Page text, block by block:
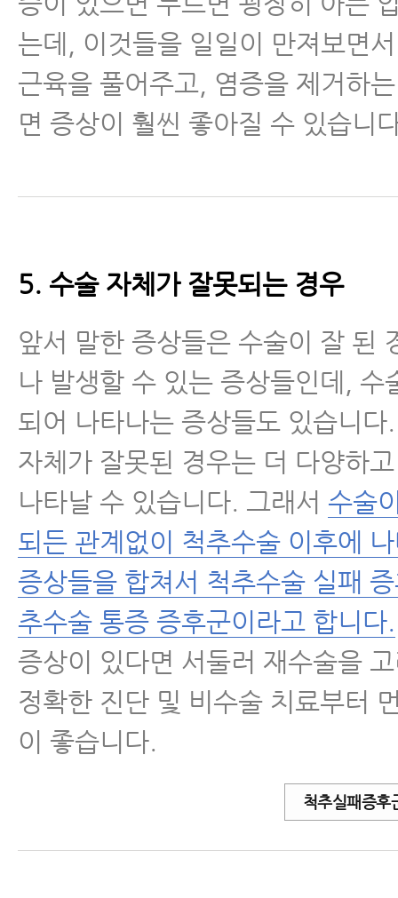
는데, 이것들을 일일이 만져보면
근육을 풀어주고, 염증을 제거하
면 증상이 훨씬 좋아질 수 있습니
5. 수술 자체가 잘못되는 경우
앞서 말한 증상들은 수술이 잘 된
나 발생할 수 있는 증상들인데, 수
되어 나타나는 증상들도 있습니다
자체가 잘못된 경우는 더 다양하
나타날 수 있습니다. 그래서 수술
되든 관계없이 척추수술 이후에
증상들을 합쳐서 척추수술 실패
추수술 통증 증후군이라고 합니다.
증상이 있다면 서둘러 재수술을
정확한 진단 및 비수술 치료부터
이 좋습니다.
척추실패증후